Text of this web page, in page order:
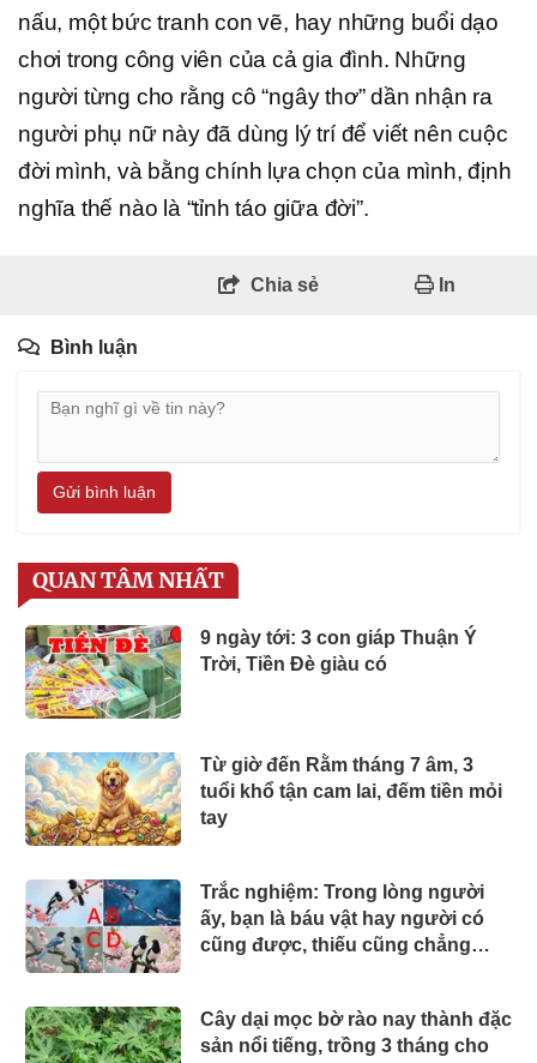
nấu, một bức tranh con vẽ, hay những buổi dạo
chơi trong công viên của cả gia đình. Những
người từng cho rằng cô “ngây thơ” dần nhận ra
người phụ nữ này đã dùng lý trí để viết nên cuộc
đời mình, và bằng chính lựa chọn của mình, định
nghĩa thế nào là “tỉnh táo giữa đời”.
Chia sẻ In
Bình luận
Gửi bình luận
QUAN TÂM NHẤT
9 ngày tới: 3 con giáp Thuận Ý
Trời, Tiền Đè giàu có
Từ giờ đến Rằm tháng 7 âm, 3
tuổi khổ tận cam lai, đếm tiền mỏi
tay
Trắc nghiệm: Trong lòng người
ấy, bạn là báu vật hay người có
cũng được, thiếu cũng chẳng
Cây dại mọc bờ rào nay thành đặc
sản nổi tiếng, trồng 3 tháng cho